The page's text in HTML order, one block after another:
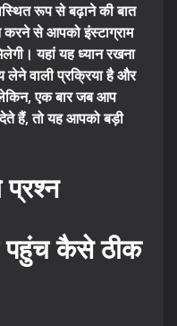
रूप से बढ़ाने की बात
करने से आपको इंस्टाग्राम
यहां यह ध्यान रखना
लेने वाली प्रक्रिया है और
एक बार जब आप
हैं, तो यह आपको बड़ी
पहुंच कैसे ठीक